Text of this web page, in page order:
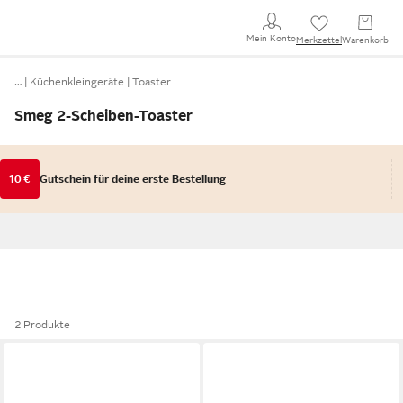
Mein KontoMerkzettel Warenkorb
… Küchenkleingeräte Toaster
Smeg 2-Scheiben-Toaster
10 € Gutschein für deine erste Bestellung
2 Produkte